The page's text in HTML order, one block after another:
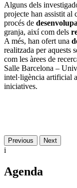
Alguns dels
projecte han assistit al
procés de
granja, així com dels
A més, han ofert una
realitzada per aquests
com les àrees de
Salle Barcelona –
intel·ligència artificial
iniciatives.
Previous Next
i
Agenda